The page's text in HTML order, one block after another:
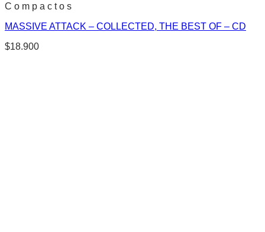
C o m p a c t o s
MASSIVE ATTACK – COLLECTED, THE BEST OF – CD
$18.900